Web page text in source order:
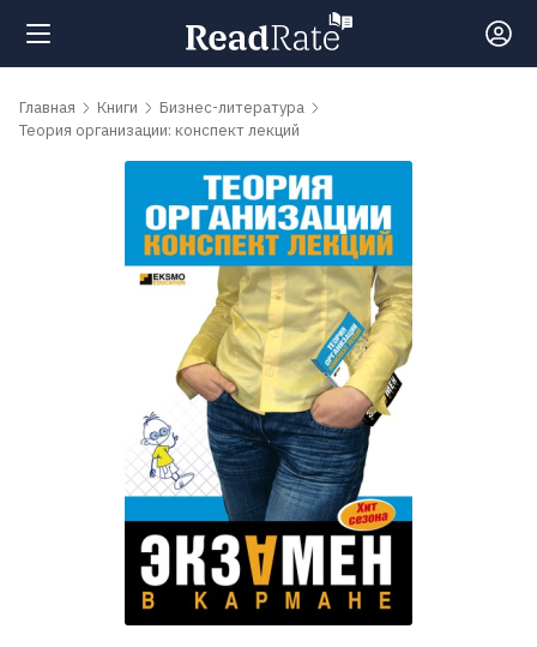
Поиск
Рейтинги
обсуждаемые
Главная Книги
Бизнес-литература
Теория организации: конспект лекций